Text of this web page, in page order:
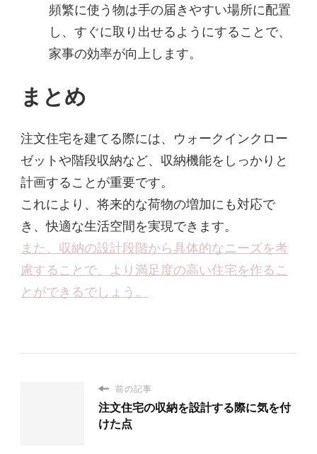
頻繁に使う物は手の届きやすい場所に配置
し、すぐに取り出せるようにすることで、
家事の効率が向上します。
まとめ
注文住宅を建てる際には、ウォークインクロー
ゼットや階段収納など、収納機能をしっかりと
計画することが重要です。
これにより、将来的な荷物の増加にも対応で
き、快適な生活空間を実現できます。
また、収納の設計段階から具体的なニーズを考
慮することで、より満足度の高い住宅を作るこ
とができるでしょう。
前の記事
注文住宅の収納を設計する際に気を付
けた点